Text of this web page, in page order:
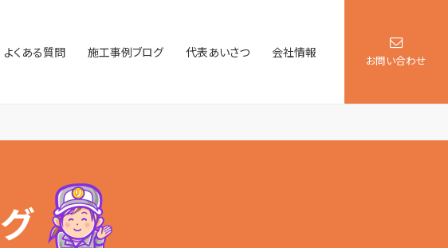
よくある質問 施工事例ブログ 代表あいさつ 会社情報
お問い合わせ